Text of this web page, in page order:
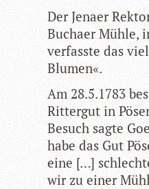
Der Jenaer
Buchaer Mühle,
ver­fasste das
Blumen«.
Am 28.5.1783
Rit­ter­gut in
Besuch sagte
habe das Gut
eine […]
wir zu einer